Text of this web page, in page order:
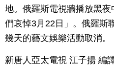
地。俄羅斯電視牆播放黑
們哀悼3月22日」。俄羅斯
幾天的藝文娛樂活動取消。
新唐人亞太電視 江子揚 編